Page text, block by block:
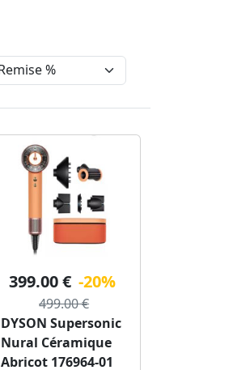
399.00 € -20%
499.00 €
DYSON Supersonic
Nural Céramique
Abricot 176964-01